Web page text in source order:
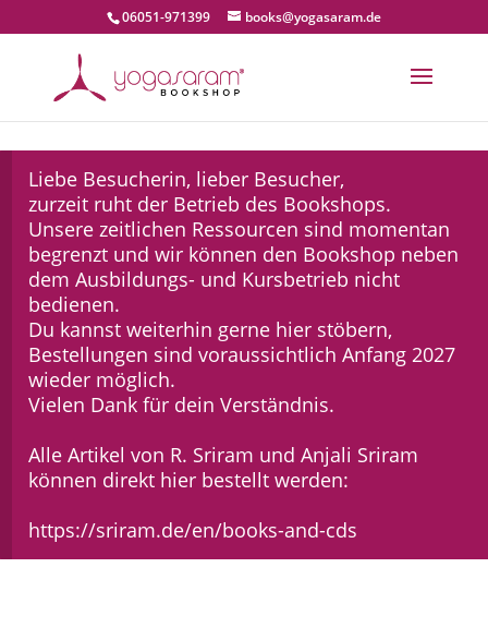
06051-971399 books@yogasaram.de
Liebe Besucherin, lieber Besucher,
zurzeit ruht der Betrieb des Bookshops.
Unsere zeitlichen Ressourcen sind momentan
begrenzt und wir können den Bookshop neben
dem Ausbildungs- und Kursbetrieb nicht
bedienen.
Du kannst weiterhin gerne hier stöbern,
Bestellungen sind voraussichtlich Anfang 2027
wieder möglich.
Vielen Dank für dein Verständnis.
Alle Artikel von R. Sriram und Anjali Sriram
können direkt hier bestellt werden:
https://sriram.de/en/books-and-cds